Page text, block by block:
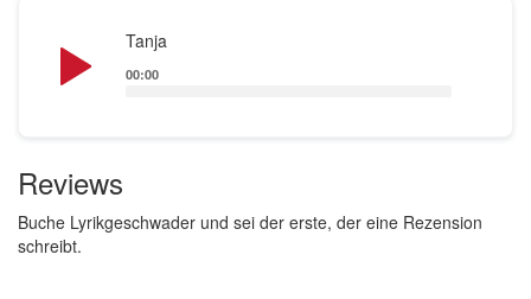
Tanja
Player
00:00
Reviews
Buche Lyrikgeschwader und sei der erste, der eine Rezension
schreibt.